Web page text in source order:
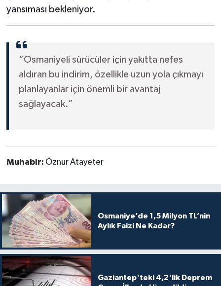
yansıması bekleniyor.
“Osmaniyeli sürücüler için yakıtta nefes
aldıran bu indirim, özellikle uzun yola çıkmayı
planlayanlar için önemli bir avantaj
sağlayacak.”
Muhabir: Öznur Atayeter
Osmaniye’de 1,5 Milyon TL’nin
Aylık Faizi Ne Kadar?
Gaziantep'teki 4,2'lik Deprem